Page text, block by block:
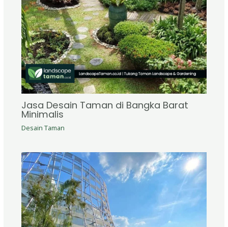
Jasa Desain Taman di Bangka Barat
Minimalis
Desain Taman